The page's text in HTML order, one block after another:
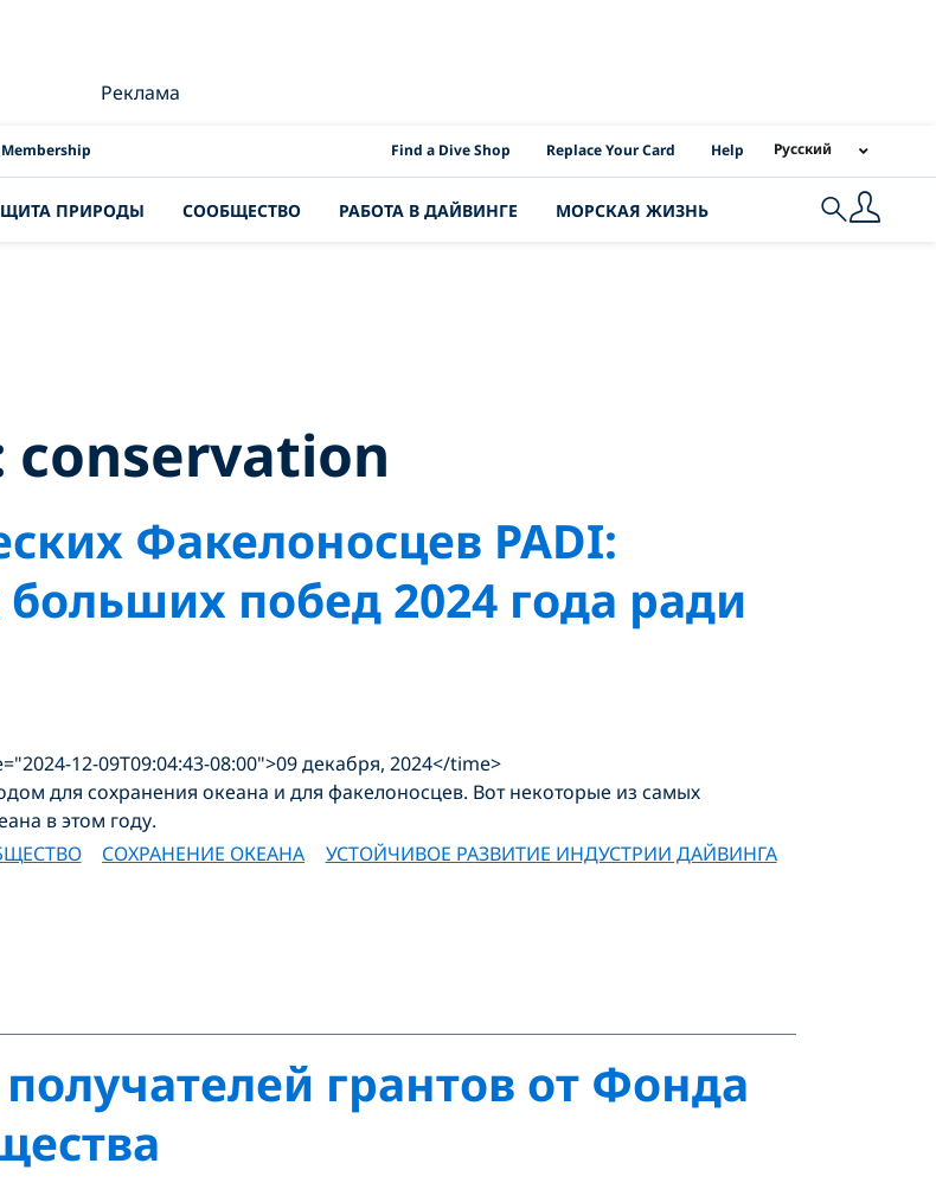
Реклама
Membership PADI Location Links
Find a Dive Shop Replace Your Card Help Русский
ПРИРОДЫ СООБЩЕСТВО РАБОТА В ДАЙВИНГЕ МОРСКАЯ ЖИЗНЬ Search
conservation
Факелоносцев PADI:
побед 2024 года ради
12-09T09:04:43-08:00">09 декабря, 2024</time>
для сохранения океана и для факелоносцев. Вот некоторые из самых
в этом году.
СОХРАНЕНИЕ ОКЕАНА УСТОЙЧИВОЕ РАЗВИТИЕ ИНДУСТРИИ ДАЙВИНГА
грантов от Фонда